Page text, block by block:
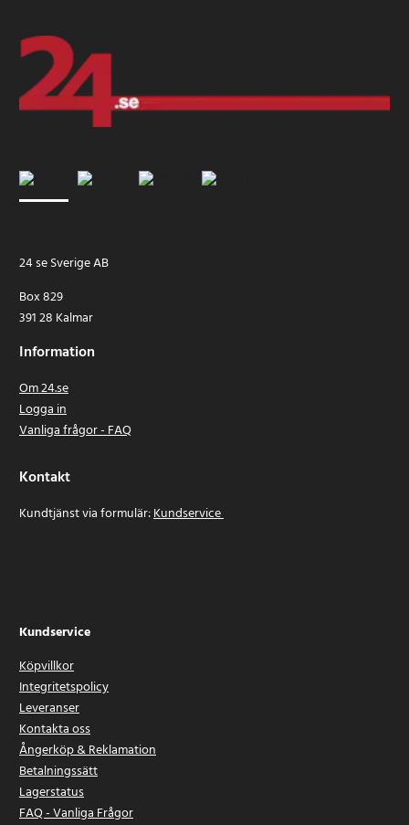
24 se Sverige AB
Box 829
391 28 Kalmar
Information
Om 24.se
Logga in
Vanliga frågor - FAQ
Kontakt
Kundtjänst via formulär:Kundservice
Kundservice
Köpvillkor
Integritetspolicy
Leveranser
Kontakta oss
Ångerköp & Reklamation
Betalningssätt
Lagerstatus
FAQ - Vanliga Frågor